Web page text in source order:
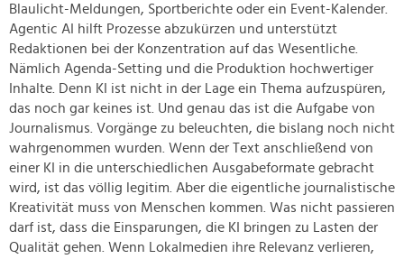
Blaulicht-Meldungen, Sportberichte oder ein Event-Kalender.
Agentic AI hilft Prozesse abzukürzen und unterstützt
Redaktionen bei der Konzentration auf das Wesentliche.
Nämlich Agenda-Setting und die Produktion hochwertiger
Inhalte. Denn KI ist nicht in der Lage ein Thema aufzuspüren,
das noch gar keines ist. Und genau das ist die Aufgabe von
Journalismus. Vorgänge zu beleuchten, die bislang noch nicht
wahrgenommen wurden. Wenn der Text anschließend von
einer KI in die unterschiedlichen Ausgabeformate gebracht
wird, ist das völlig legitim. Aber die eigentliche journalistische
Kreativität muss von Menschen kommen. Was nicht passieren
darf ist, dass die Einsparungen, die KI bringen zu Lasten der
Qualität gehen. Wenn Lokalmedien ihre Relevanz verlieren,